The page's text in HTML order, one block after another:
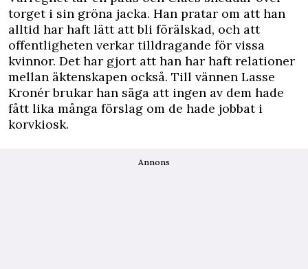
torget i sin gröna jacka. Han pratar om att han
alltid har haft lätt att bli förälskad, och att
offentligheten verkar tilldragande för vissa
kvinnor. Det har gjort att han har haft relationer
mellan äktenskapen också. Till vännen Lasse
Kronér brukar han säga att ingen av dem hade
fått lika många förslag om de hade jobbat i
korvkiosk.
Annons